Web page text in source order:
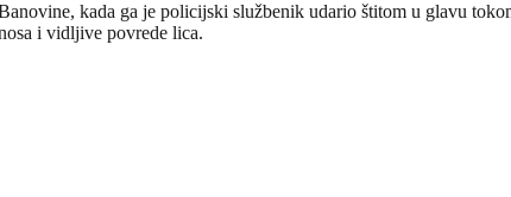
kada ga je policijski službenik udario štitom u glavu
i vidljive povrede lica.